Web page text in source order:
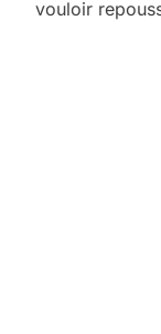
vouloir